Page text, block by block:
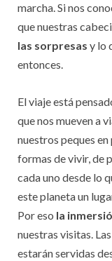
marcha. Si nos
que nuestras
las sorpresas y lo
entonces.
El viaje está
que nos mueven a
nuestros peques
formas de vivir, de
cada uno desde lo
este planeta un
Por eso la
nuestras visitas.
estarán servidas